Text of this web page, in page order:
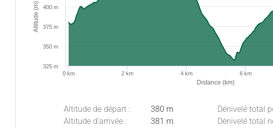
Distance (km)
Altitude (m)
0 km 2 km 4 km 6 km
325 m
350 m
375 m
400 m
Altitude de départ :
380 m
Altitude d'arrivée :
381 m
Dénivelé total
Dénivelé total